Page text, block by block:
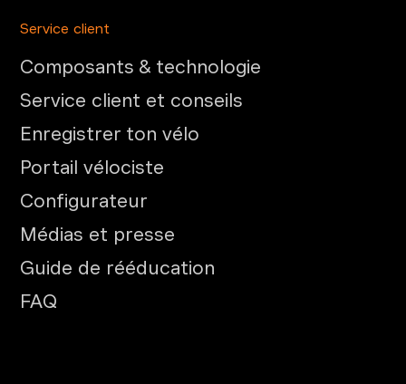
Service client
Composants & technologie
Service client et conseils
Enregistrer ton vélo
Portail vélociste
Configurateur
Médias et presse
Guide de rééducation
FAQ